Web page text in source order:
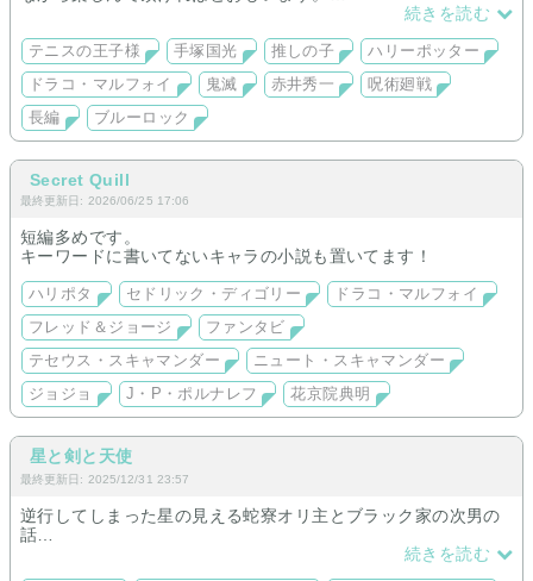
もたちの青春です！
ブルーロックは絵心オチの糸師兄弟姉で進めます。
続きを読む
テニスの王子様 手塚国光 推しの子
ハリーポッター
ドラコ・マルフォイ
鬼滅 赤井秀一
呪術廻戦
長編
ブルーロック
Secret Quill
最終更新日: 2026/06/25 17:06
短編多めです。
キーワードに書いてないキャラの小説も置いてます！
ハリポタ セドリック・ディゴリー
ドラコ・マルフォイ
フレッド＆ジョージ
ファンタビ
テセウス・スキャマンダー
ニュート・スキャマンダー
ジョジョ
J・P・ポルナレフ 花京院典明
星と剣と天使
最終更新日: 2025/12/31 23:57
逆行してしまった星の見える蛇寮オリ主とブラック家の次男の
話
転生したラプンツェル体質のバーサーカー系信者の原作大好き
続きを読む